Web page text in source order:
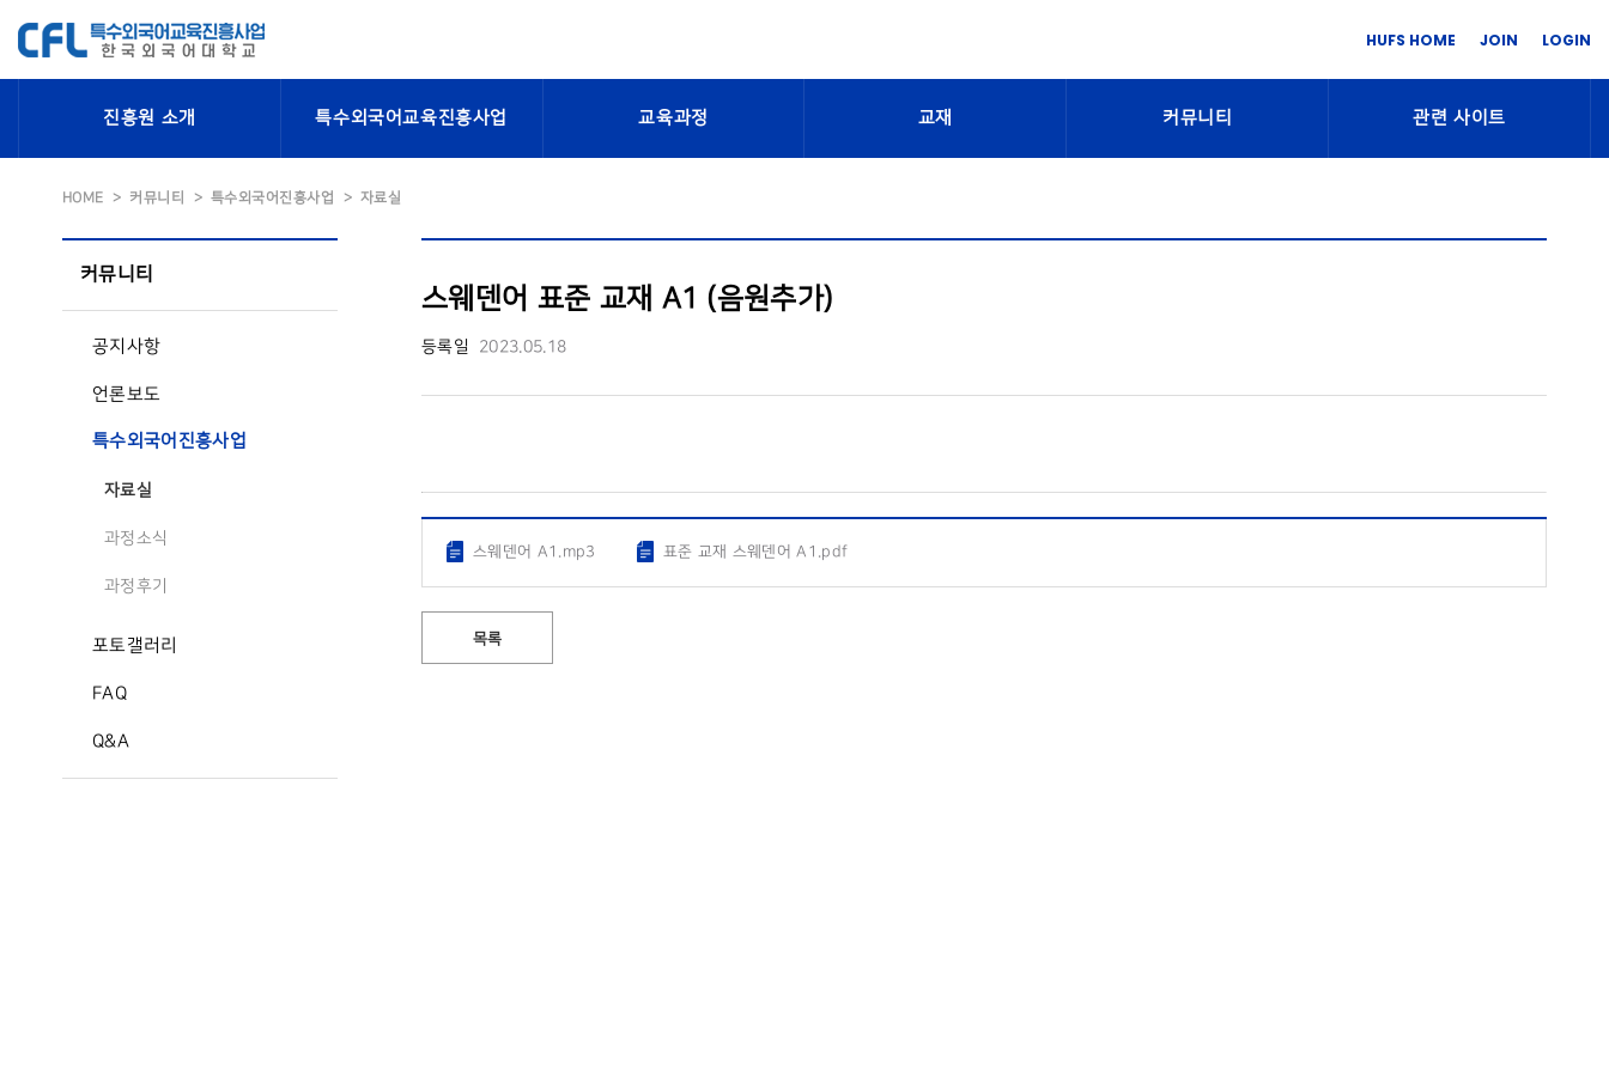
HUFS HOME JOIN LOGIN
진흥원 소개 특수외국어교육진흥사업 교육과정 교재 커뮤니티 관련 사이트
HOME 커뮤니티 특수외국어진흥사업 자료실
커뮤니티
공지사항
언론보도
특수외국어진흥사업
자료실
과정소식
과정후기
포토갤러리
FAQ
Q&A
스웨덴어 표준 교재 A1 (음원추가)
등록일 2023.05.18
스웨덴어 A1.mp3 표준 교재 스웨덴어 A1.pdf
목록